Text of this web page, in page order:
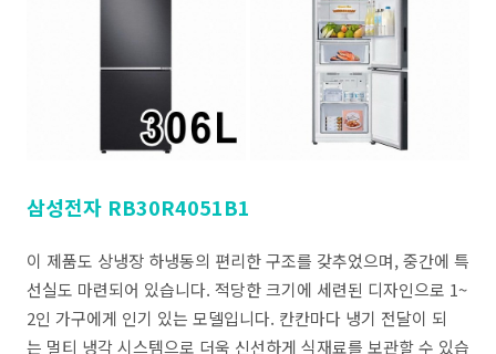
삼성전자 RB30R4051B1
이 제품도 상냉장 하냉동의 편리한 구조를 갖추었으며, 중간에 특
선실도 마련되어 있습니다. 적당한 크기에 세련된 디자인으로 1~
2인 가구에게 인기 있는 모델입니다. 칸칸마다 냉기 전달이 되
는 멀티 냉각 시스템으로 더욱 신선하게 식재료를 보관할 수 있습